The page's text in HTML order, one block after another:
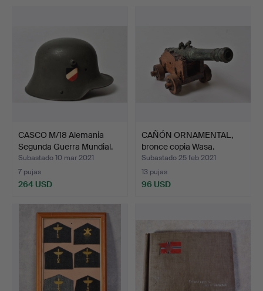
CASCO M/18 Alemania
Segunda Guerra Mundial.
Subastado 10 mar 2021
7 pujas
264 USD
CAÑÓN ORNAMENTAL,
bronce copia Wasa.
Subastado 25 feb 2021
13 pujas
96 USD